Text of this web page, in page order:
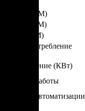
Ширина (М)
Глубина (М)
Высота (М)
Энергопотребление
Подключение (КВт)
Режимы работы
Степень автоматизации